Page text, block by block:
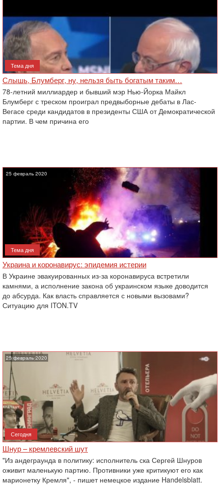
Тема дня
Слышь, Блумберг, ну, нельзя быть богатым таким…
78-летний миллиардер и бывший мэр Нью-Йорка Майкл
Блумберг с треском проиграл предвыборные дебаты в Лас-
Вегасе среди кандидатов в президенты США от Демократической
партии. В чем причина его
25 февраль 2020
Тема дня
Украина и коронавирус: эпидемия истерии
В Украине эвакуированных из-за коронавируса встретили
камнями, а исполнение закона об ‎украинском языке доводится
до абсурда. Как власть справляется с новыми вызовами?
Ситуацию для ‎ITON.TV
25 февраль 2020
Сегодня
Шнур – кремлевский шут
"Из андеграунда в политику: исполнитель ска Сергей Шнуров
оживит маленькую партию. Противники уже критикуют его как
марионетку Кремля", - пишет немецкое издание Handelsblatt.